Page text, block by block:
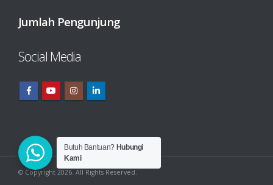
Jumlah Pengunjung
Social Media
© Copyright 2026. All Rights Reserved.
Butuh Bantuan? Hubungi
Kami